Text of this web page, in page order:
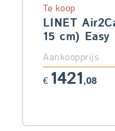
LINET
15 cm) Easy
Te koop
Aankoopprijs
€ 1421,08